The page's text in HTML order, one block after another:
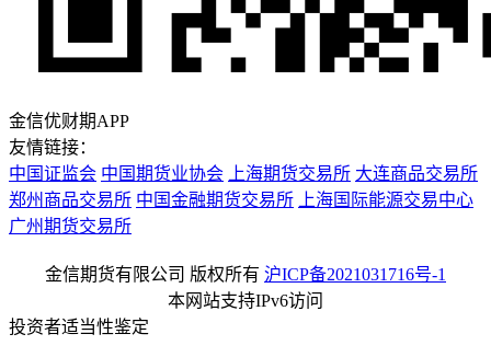
金信优财期APP
友情链接：
中国证监会 中国期货业协会 上海期货交易所 大连商品交易所
郑州商品交易所 中国金融期货交易所
上海国际能源交易中心
广州期货交易所
金信期货有限公司 版权所有 沪ICP备2021031716号-1
本网站支持IPv6访问
投资者适当性鉴定